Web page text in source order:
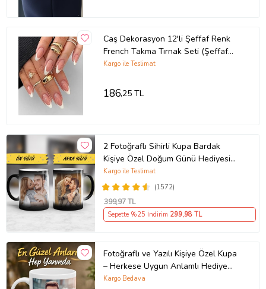
Caş Dekorasyon 12'li Şeffaf Renk
French Takma Tırnak Seti (Şeffaf
Hologram)
Kargo ile Teslimat
186,25 TL
2 Fotoğraflı Sihirli Kupa Bardak
Kişiye Özel Doğum Günü Hediyesi
Sevgiliye Hediye Anneye Babaya
Ablaya Abiye Kız Erkek Kardeşe
Arkadaşa Resimli Günü Yıl Dönümü
Hediyesi
(1572)
Kargo ile Teslimat
399,97 TL
Sepette %25 İndirim 299,98 TL
Fotoğraflı ve Yazılı Kişiye Özel Kupa
– Herkese Uygun Anlamlı Hediye
Porselen Baskılı Kupa (Beyaz)
Kargo Bedava